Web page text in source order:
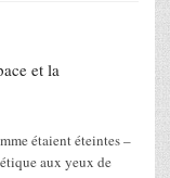
et la
étaient éteintes –
aux yeux de